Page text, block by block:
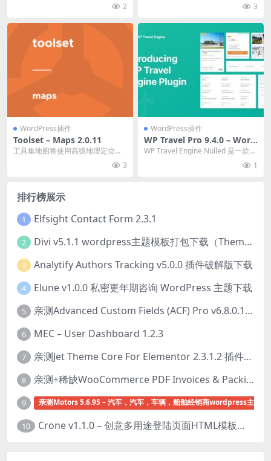
2 3
WordPress插件
Toolset – Maps 2.0.11
工具集地图将使用高级地理定位功
3
WordPress插件
WP Travel Pro 9.4.0 – Word
Press 终极旅行社插件下载
WP Travel Engine Nulled 是一款出
1
排行榜展示
1 Elfsight Contact Form 2.3.1
2 Divi v5.1.1 wordpress主题模板打包下载（Theme + Builder+ Extra Theme + Templates + Layouts + PSD）
3 Analytify Authors Tracking v5.0.0 插件破解版下载
4 Elune v1.0.0 私密更年期咨询 WordPress 主题下载
5 亲测Advanced Custom Fields (ACF) Pro v6.8.0.1 + Advanced Custom Fields: Extended PRO v0.9.2.3 | 网站开发自定义字段插件下载
6 MEC – User Dashboard 1.2.3
7 亲测Jet Theme Core For Elementor 2.3.1.2 插件下载
8 亲测+稀缺WooCommerce PDF Invoices & Packing Slips Professional v2.20.0 + Templates v2.25.1 [by WpOverNight] WooCommerce PDF 发票和装箱单插件下载
9 亲测Motors 5.6.95 – 汽车，汽车，车辆，船舶经销商wordpress主题下
10 Crone v1.1.0 – 创意多用途登陆页面HTML模板下载